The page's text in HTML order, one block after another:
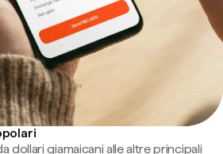
dollari giamaicani alle altre principali